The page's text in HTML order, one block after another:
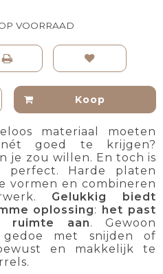
VOORRAAD
Koop
materiaal moeten
goed te krijgen?
je zou willen. En toch is
perfect. Harde platen
vormen en combineren
Gelukkig biedt
oplossing:
het past
ruimte aan. Gewoon
met snijden of
en makkelijk te